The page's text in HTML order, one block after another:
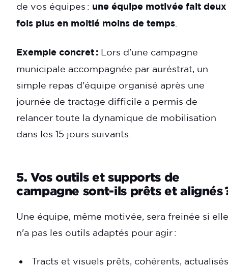
de vos équipes : une équipe motivée fait deux
fois plus en moitié moins de temps
Exemple concret : Lors d'une campagne
municipale accompagnée par auréstrat, un
simple repas d'équipe organisé après une
journée de tractage difficile a permis de
relancer toute la dynamique de mobilisation
dans les 15 jours suivants.
5. Vos outils et supports de
campagne sont-ils prêts et alignés
Une équipe, même motivée, sera freinée si elle
n'a pas les outils adaptés pour agir :
Tracts et visuels prêts, cohérents, actualisés